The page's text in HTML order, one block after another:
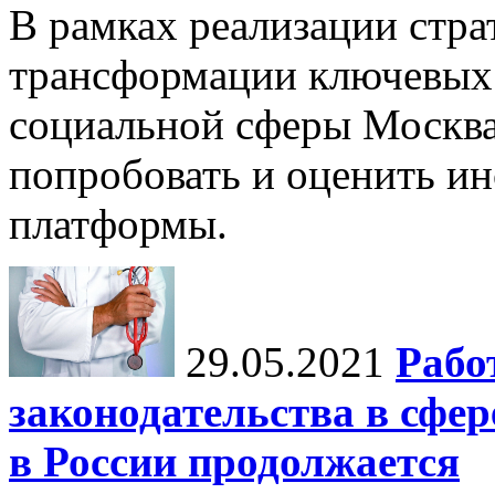
В рамках реализации
трансформации
социальной сферы
попробовать и оценить
платформы.
29.05.2021
законодательства в
в России продолжается